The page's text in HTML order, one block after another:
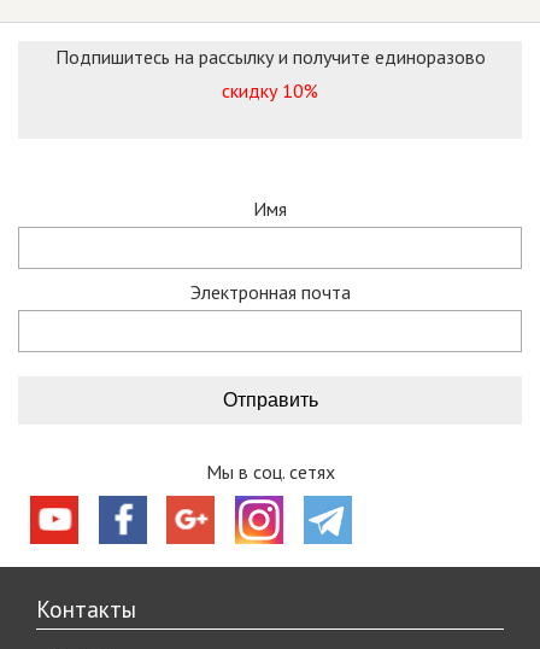
Подпишитесь на рассылку и получите единоразово
скидку 10%
Имя
Электронная почта
Мы в соц. сетях
Контакты